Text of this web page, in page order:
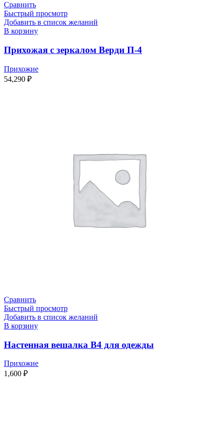
Сравнить
Быстрый просмотр
Добавить в список желаний
В корзину
Прихожая с зеркалом Верди П-4
Прихожие
54,290 ₽
Сравнить
Быстрый просмотр
Добавить в список желаний
В корзину
Настенная вешалка В4 для одежды
Прихожие
1,600 ₽